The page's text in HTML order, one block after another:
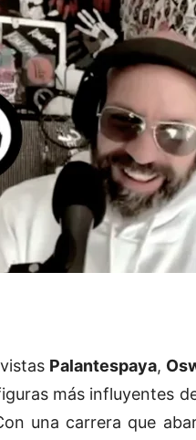
Palantespaya,
más influyentes
una carrera que